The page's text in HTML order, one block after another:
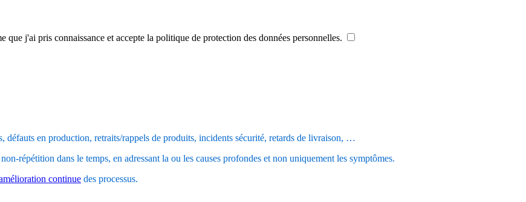
j'ai pris connaissance et accepte la politique de protection des données personnelles.
défauts en production, retraits/rappels de produits, incidents sécurité, retards de livraison, …
répétition dans le temps, en adressant la ou les causes profondes et non uniquement les symptômes.
continue des processus.